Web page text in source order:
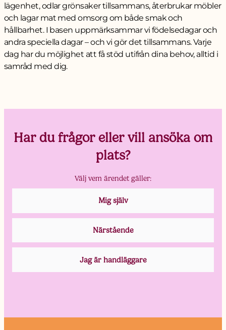
lägenhet, odlar grönsaker tillsammans, återbrukar möbler
och lagar mat med omsorg om både smak och
hållbarhet. I basen uppmärksammar vi födelsedagar och
andra speciella dagar – och vi gör det tillsammans. Varje
dag har du möjlighet att få stöd utifrån dina behov, alltid i
samråd med dig.